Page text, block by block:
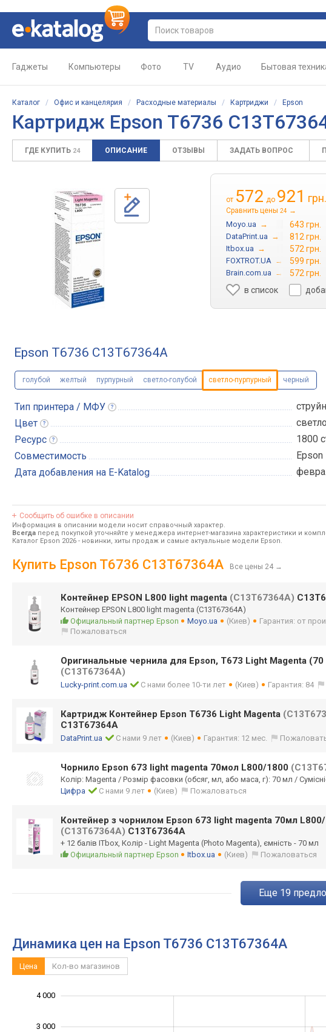
Гаджеты Компьютеры Фото TV Аудио Бытовая
Каталог / Офис и канцелярия / Расходные материалы / Картриджи / Epson
Картридж Epson T6736
ГДЕ КУПИТЬ 24 ОПИСАНИЕ ОТЗЫВЫ ЗАДАТЬ ВОПРОС
от 572 до 921 грн.
Сравнить цены 24 →
Moyo.ua → 643 грн.
DataPrint.ua → 812 грн.
Itbox.ua → 572 грн.
FOXTROT.UA → 599 грн.
Brain.com.ua → 572 грн.
в список
Epson T6736 C13T67364A
голубой желтый пурпурный светло-голубой светло-пурпурный черный
Тип принтера / МФУ
Цвет
Ресурс
1800
Совместимость
Epson
Дата добавления на E-Katalog
Сообщить об ошибке в описании
Информация в описании модели носит справочный характер.
Всегда перед покупкой уточняйте у менеджера интернет-магазина характеристики и
Каталог Epson 2026 - новинки, хиты продаж и самые актуальные модели Epson.
Купить Epson T6736 C13T67364A Все цены 24 →
Контейнер EPSON L800 light magenta (C13T67364A)
Контейнер EPSON L800 light magenta (C13T67364A)
Официальный партнер Epson
Moyo.ua (Киев)
Гарантия: от
Пожаловаться
Оригинальные чернила для Epson, T673 Light Magenta (70
(C13T67364A)
Lucky-print.com.ua С нами более 10-ти лет (Киев) Гарантия: 84
Картридж Контейнер Epson T6736 Light Magenta
C13T67364A
DataPrint.ua С нами 9 лет (Киев) Гарантия: 12 мес.
Чорнило Epson 673 light magenta 70мол L800/1800
Колір: Magenta / Розмір фасовки (обсяг, мл, або маса, г): 70 мл /
Цифра
С нами 9 лет (Киев) Пожаловаться
Контейнер з чорнилом Epson 673 light magenta 70мл
(C13T67364A) C13T67364A
+ 12 балів ITbox, Колір - Light Magenta (Photo Magenta), ємність - 70 мл
Официальный партнер Epson
Itbox.ua (Киев) Пожаловаться
eще 19
Динамика цен на Epson T6736 C13T67364A
Цена Кол-во магазинов
3 000
4 000